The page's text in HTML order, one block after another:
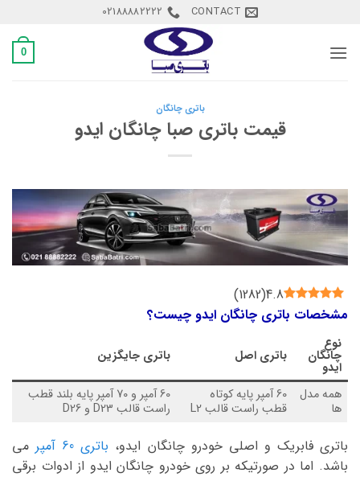
content
CONTACT
02188882222
0
باتری چانگان
قیمت باتری صبا چانگان ایدو
4.8
(
1282
)
مشخصات باتری چانگان ایدو چیست؟
نوع
چانگان
ایدو
باتری اصل باتری جایگزین
همه مدل
ها
60 آمپر پایه کوتاه
قطب راست قالب L2
60 آمپر و 70 آمپر پایه بلند قطب
راست قالب D23 و D26
باتری فابریک و اصلی خودرو چانگان ایدو، باتری 60 آمپر
می
باشد. اما در صورتیکه بر روی خودرو چانگان ایدو از ادوات برقی